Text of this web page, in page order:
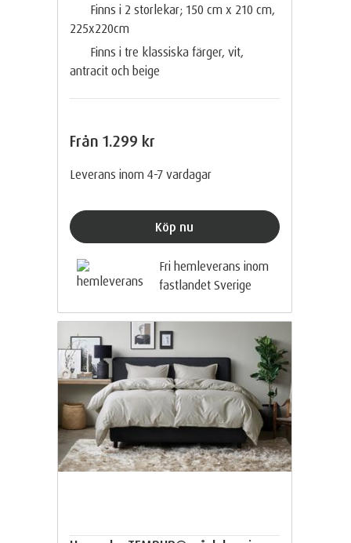
Finns i 2 storlekar; 150 cm x 210 cm,
225x220cm
Finns i tre klassiska färger, vit,
antracit och beige
Från 1.299 kr
Leverans inom 4-7 vardagar
Köp nu
Fri hemleverans inom
fastlandet Sverige